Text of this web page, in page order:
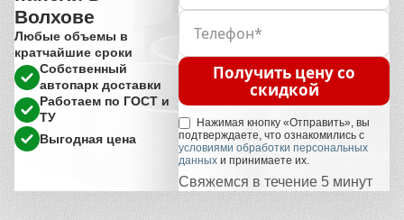
Волхове
Любые объемы в
кратчайшие сроки
Собственный
автопарк доставки
Работаем по ГОСТ и
ТУ
Выгодная цена
Получить цену со
скидкой
Нажимая кнопку «Отправить», вы
подтверждаете, что ознакомились с
условиями обработки персональных
данных и принимаете их.
Свяжемся в течение 5 минут